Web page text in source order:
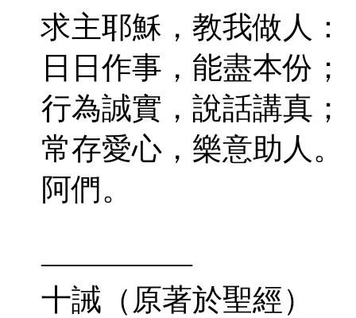
求主耶穌，教我做人：
日日作事，能盡本份；
行為誠實，說話講真；
常存愛心，樂意助人。
阿們。
—————
十誡（原著於聖經）